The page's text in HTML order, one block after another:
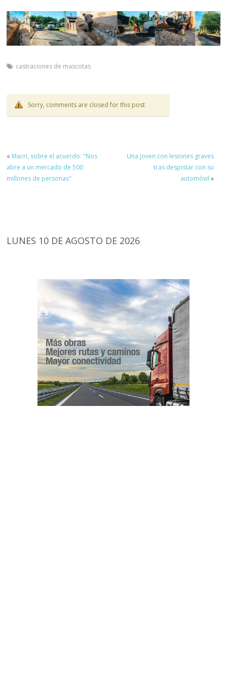
castraciones de mascotas
Sorry, comments are closed for this post
« Macri, sobre el acuerdo: "Nos
abre a un mercado de 500
millones de personas"
Una joven con lesiones graves
tras despistar con su
automóvil »
LUNES 10 DE AGOSTO DE 2026